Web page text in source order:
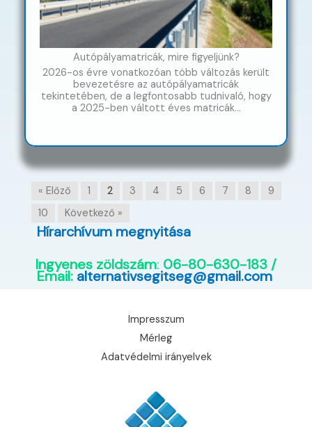
Autópályamatricák, mire figyeljünk?
2026-os évre vonatkozóan több változás került
bevezetésre az autópályamatricák
tekintetében, de a legfontosabb tudnivaló, hogy
a 2025-ben váltott éves matricák…
« Előző 1 2 3 4 5 6 7 8
9
10
Következő »
Hírarchívum megnyitása
Ingyenes zöldszám: 06-80-630-183 /
Email: alternativsegitseg@gmail.com
Impresszum
Mérleg
Adatvédelmi irányelvek